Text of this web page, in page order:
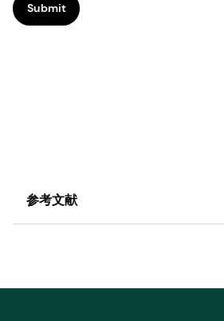
Submit
参考文献
https://www.who.int/news/